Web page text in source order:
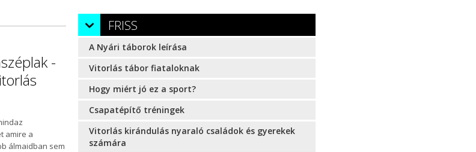
-
amire a
álmaidban sem
FRISS
A Nyári táborok leírása
Vitorlás tábor fiataloknak
Hogy miért jó ez a sport?
Csapatépítő tréningek
Vitorlás kirándulás nyaraló családok és gyerekek
számára